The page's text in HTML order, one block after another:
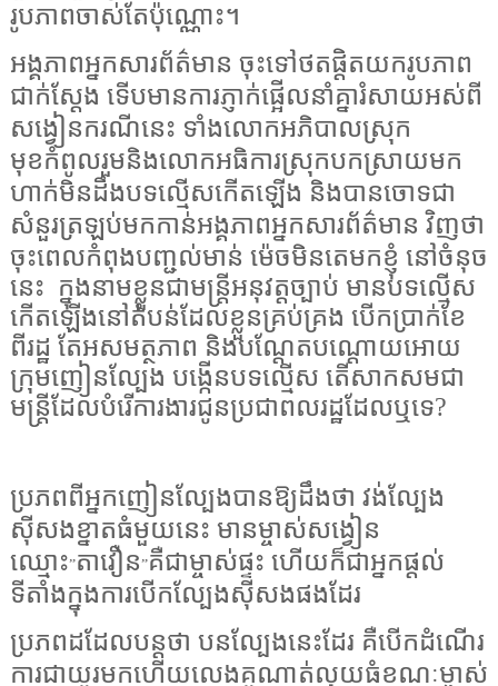
រូបភាពចាស់តែប៉ុណ្ណោះ។
អង្គភាពអ្នកសារព័ត៌មាន ចុះទៅថតផ្ដិតយករូបភាព
ជាក់ស្ដែង ទើបមានការភ្ញាក់ផ្អើលនាំគ្នារំសាយអស់ពី
សង្វៀនករណីនេះ ទាំងលោកអភិបាលស្រុក
មុខកំពូលរួមនិងលោកអធិការស្រុកបកស្រាយមក
ហាក់មិនដឹងបទល្មើសកើតឡើង និងបានចោទជា
សំនួរត្រឡប់មកកាន់អង្គភាពអ្នកសារព័ត៌មាន វិញថា
ចុះពេលកំពុងបញ្ជល់មាន់ ម៉េចមិនតេមកខ្ញុំ នៅចំនុច
នេះ ក្នុងនាមខ្លួនជាមន្ត្រីអនុវត្តច្បាប់ មានបទល្មើស
កើតឡើងនៅតំបន់ដែលខ្លួនគ្រប់គ្រង បើកប្រាក់ខែ
ពីរដ្ឋ តែអសមត្ថភាព និងបណ្តែតបណ្តោយអោយ
ក្រុមញៀនល្បែង បង្កើនបទល្មើស តើសាកសមជា
មន្ត្រីដែលបំរើការងារជូនប្រជាពលរដ្ឋដែលឬទេ?
ប្រភពពីអ្នកញៀនល្បែងបានឱ្យដឹងថា វង់ល្បែង
ស៊ីសងខ្នាតធំមួយនេះ មានម្ចាស់សង្វៀន
ឈ្មោះ”តាវឿន”គឺជាម្ចាស់ផ្ទះ ហើយក៏ជាអ្នកផ្ដល់
ទីតាំងក្នុងការបើកល្បែងស៊ីសងផងដែរ
ប្រភពដដែលបន្តថា បនល្បែងនេះដែរ គឺបើកដំណើរ
ការជាយូរមកហើយលេងគូណាត់លុយធំខណៈម្ចាស់